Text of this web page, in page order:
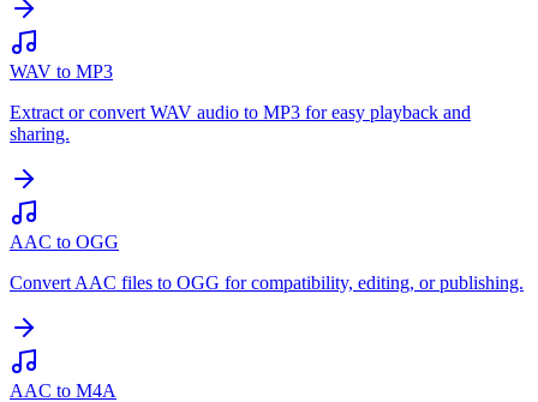
WAV to MP3
Extract or convert WAV audio to MP3 for easy playback and
sharing.
AAC to OGG
Convert AAC files to OGG for compatibility, editing, or publishing.
AAC to M4A